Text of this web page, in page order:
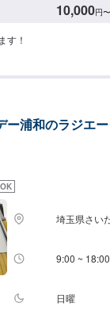
10,000円〜
す！
浦和のラジエー
埼玉県さい
9:00 ~ 18:00
日曜